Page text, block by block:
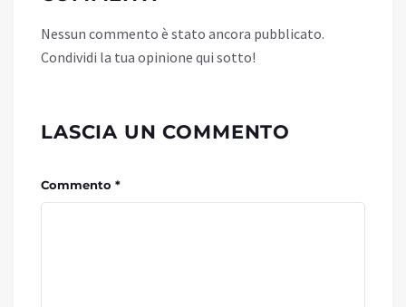
Nessun commento è stato ancora pubblicato.
Condividi la tua opinione qui sotto!
LASCIA UN COMMENTO
Commento *